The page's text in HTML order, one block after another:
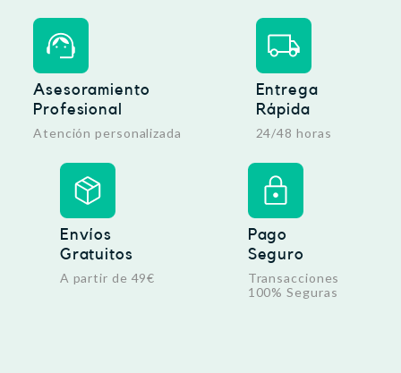
Asesoramiento
Profesional
Atención personalizada
Entrega
Rápida
24/48 horas
Envíos
Gratuitos
A partir de 49€
Pago
Seguro
Transacciones
100% Seguras